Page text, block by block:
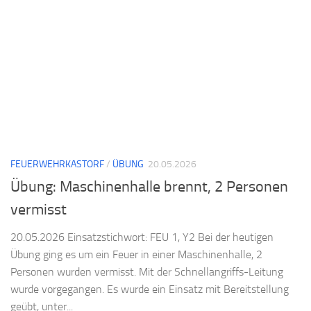
FEUERWEHRKASTORF/ ÜBUNG 20.05.2026
Übung: Maschinenhalle brennt, 2 Personen
vermisst
20.05.2026 Einsatzstichwort: FEU 1, Y2 Bei der heutigen
Übung ging es um ein Feuer in einer Maschinenhalle, 2
Personen wurden vermisst. Mit der Schnellangriffs-Leitung
wurde vorgegangen. Es wurde ein Einsatz mit Bereitstellung
geübt, unter...